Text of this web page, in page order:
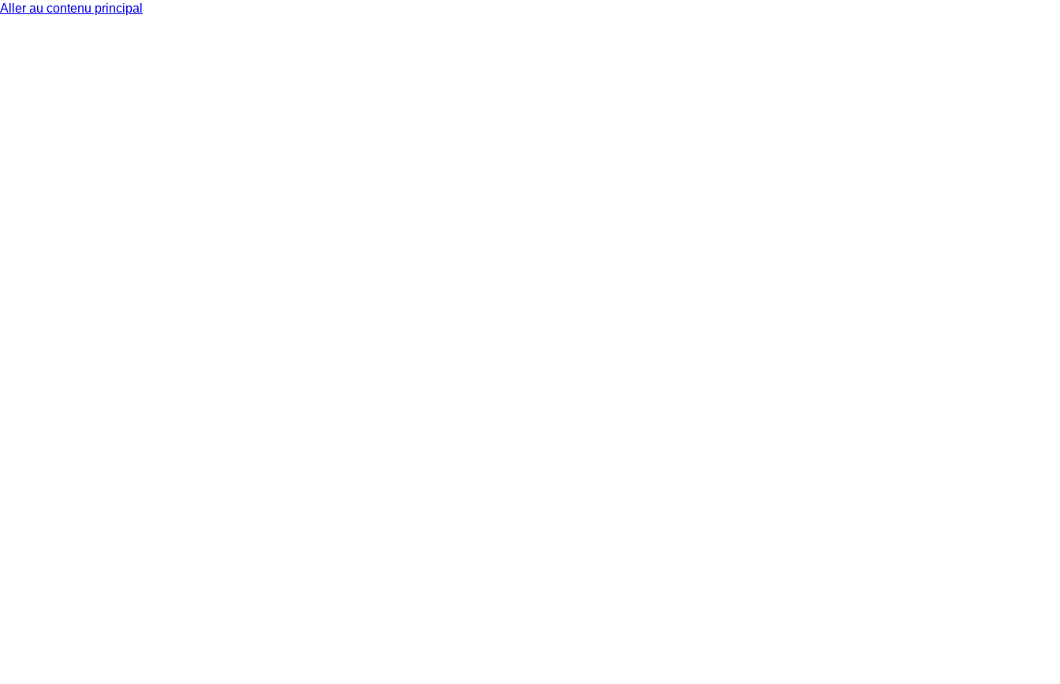
Aller au contenu principal